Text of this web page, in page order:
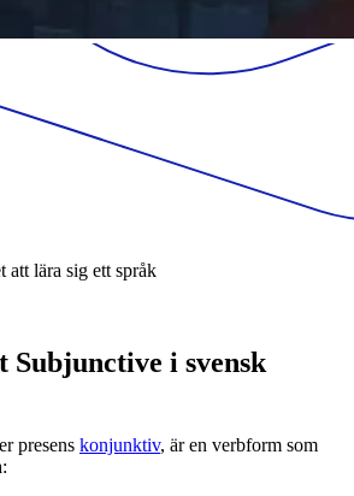
att lära sig ett språk
Subjunctive i svensk
presens konjunktiv, är en verbform som